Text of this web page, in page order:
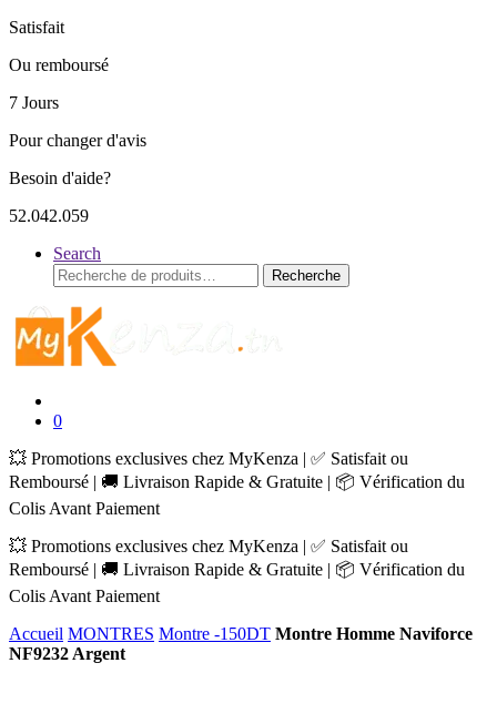
Satisfait
Ou remboursé
7 Jours
Pour changer d'avis
Besoin d'aide?
52.042.059
Search
Recherche
pour :
Recherche
0
💥 Promotions exclusives chez MyKenza | ✅ Satisfait ou
Remboursé | 🚚 Livraison Rapide & Gratuite | 📦 Vérification du
Colis Avant Paiement
💥 Promotions exclusives chez MyKenza | ✅ Satisfait ou
Remboursé | 🚚 Livraison Rapide & Gratuite | 📦 Vérification du
Colis Avant Paiement
Accueil MONTRES Montre -150DT Montre Homme Naviforce
NF9232 Argent